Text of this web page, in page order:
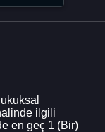
ilgili
en geç 1 (Bir)